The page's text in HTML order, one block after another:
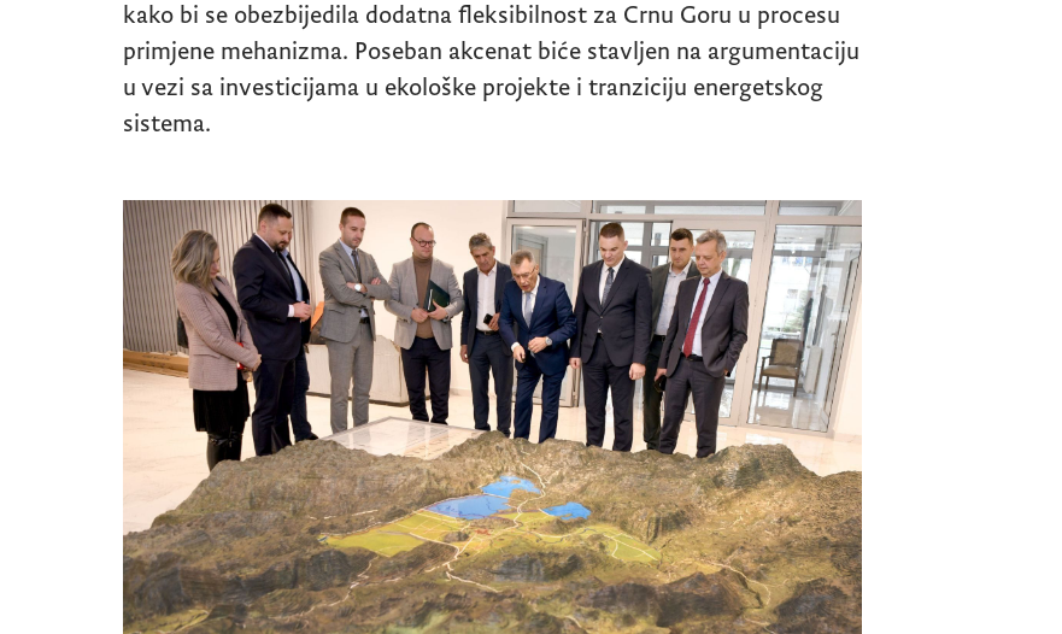
kako bi se obezbijedila dodatna fleksibilnost za Crnu Goru u procesu
primjene mehanizma. Poseban akcenat biće stavljen na argumentaciju
u vezi sa investicijama u ekološke projekte i tranziciju energetskog
sistema.